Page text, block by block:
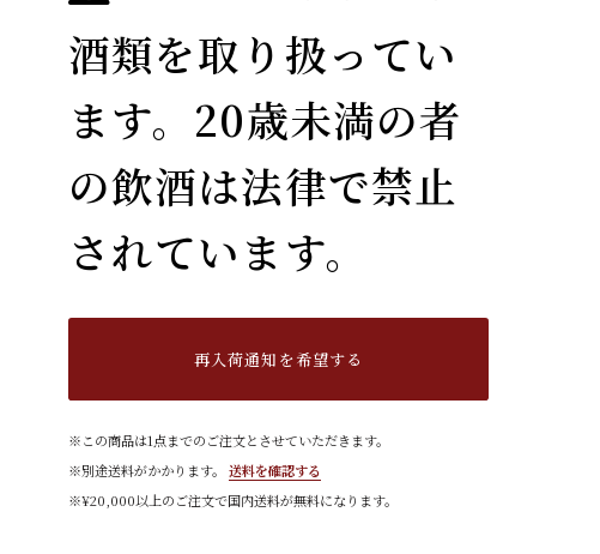
酒類を取り扱ってい
ます。20歳未満の者
の飲酒は法律で禁止
されています。
再入荷通知を希望する
※この商品は1点までのご注文とさせていただきます。
※別途送料がかかります。
送料を確認する
※¥20,000以上のご注文で国内送料が無料になります。